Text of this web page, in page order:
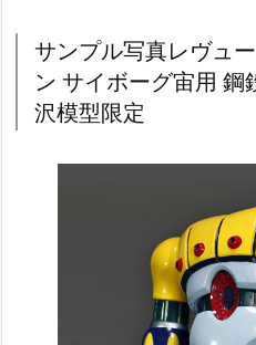
サンプル写真レヴュ
ン サイボーグ宙用 鋼
沢模型限定